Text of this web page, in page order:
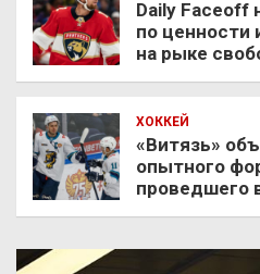
Daily Faceoff
по ценности
на рыке
ХОККЕЙ
«Витязь»
опытного
проведшего